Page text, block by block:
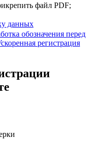
файл PDF;
данных
обозначения перед
регистрация